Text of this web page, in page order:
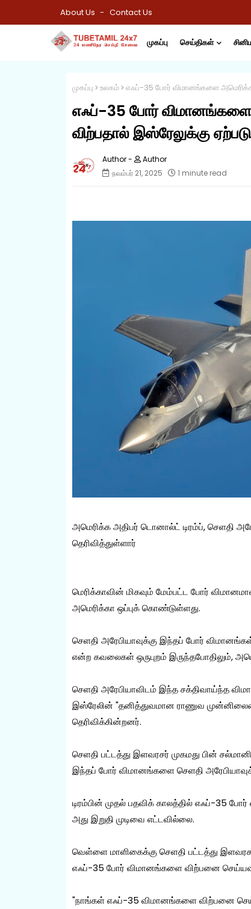
About Us Contact Us
முகப்பு செய்திகள்
முகப்பு உலகம் எஃப்-35 போர் விமானங்களை
எஃப்-35 போர் விமானங்களை
விற்பதால் இஸ்ரேலுக்கு
Author
நவம்பர் 21, 2025
1 minute read
அமெரிக்க அதிபர் டொனால்ட் டிரம்ப், செளதி
தெரிவித்துள்ளார்
மெரிக்காவின் மிகவும் மேம்பட்ட போர்
அமெரிக்கா ஒப்புக் கொண்டுள்ளது.
செளதி அரேபியாவுக்கு இந்தப் போர்
என்ற கவலைகள் ஒருபுறம் இருந்தபோதிலும்,
செளதி அரேபியாவிடம் இந்த சக்திவாய்ந்த
இஸ்ரேலின் "தனித்துவமான ராணுவ
தெரிவிக்கின்றனர்.
செளதி பட்டத்து இளவரசர் முகமது பின்
இந்தப் போர் விமானங்களை செளதி
டிரம்பின் முதல் பதவிக் காலத்தில் எஃப்-35
அது இறுதி முடிவை எட்டவில்லை.
வெள்ளை மாளிகைக்கு செளதி பட்டத்து
எஃப்-35 போர் விமானங்களை விற்பனை
"நாங்கள் எஃப்-35 விமானங்களை விற்பனை